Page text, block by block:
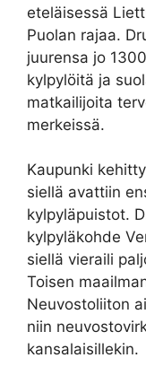
eteläisessä
Puolan rajaa.
juurensa jo
kylpylöitä ja
matkailijoita
merkeissä.
Kaupunki
siellä avattiin
kylpyläpuistot.
kylpyläkohde
siellä vieraili
Toisen
Neuvostoliiton
niin
kansalaisillekin.